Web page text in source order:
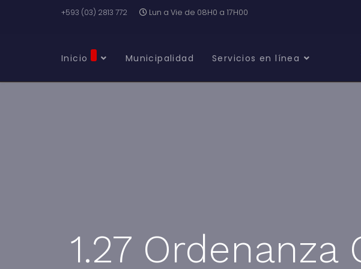
+593 (03) 2813 772 Lun a Vie de 08H0 a 17H00
Inicio Municipalidad Servicios en línea
1.27 Ordenanza